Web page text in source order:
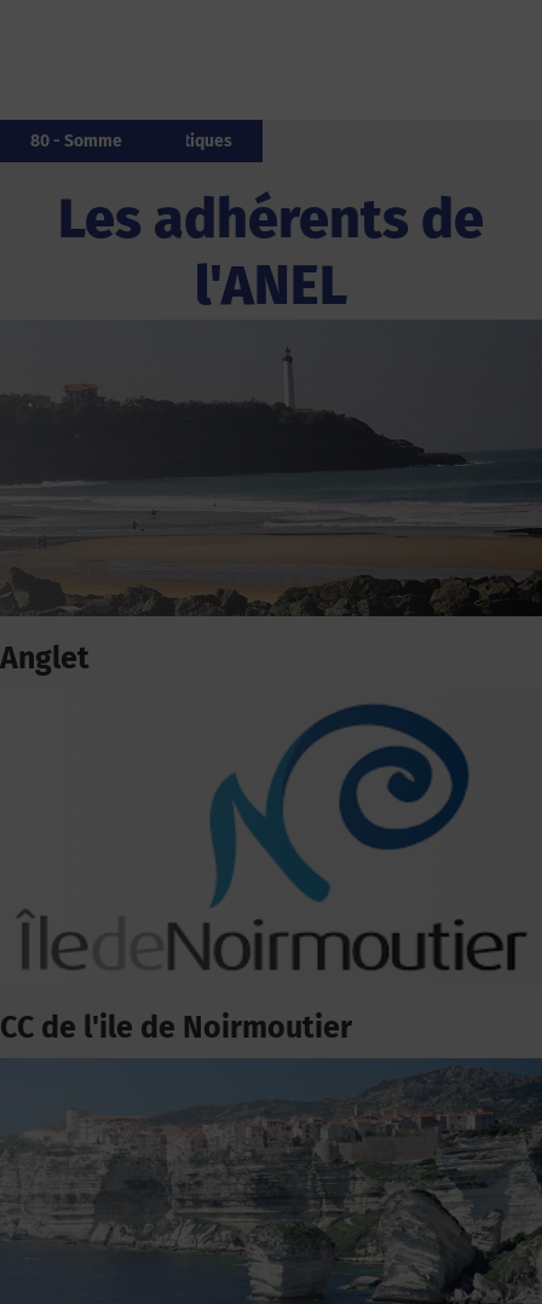
Les adhérents de
l'ANEL
64 - Pyrénées-Atlantiques
Anglet
85 - Vendée
CC de l'ile de Noirmoutier
20 - Corse
85 - Vendée
64 - Pyrénées-Atlantiques
14 - Calvados
972 - Martinique
20 - Corse
14 - Calvados
80 - Somme